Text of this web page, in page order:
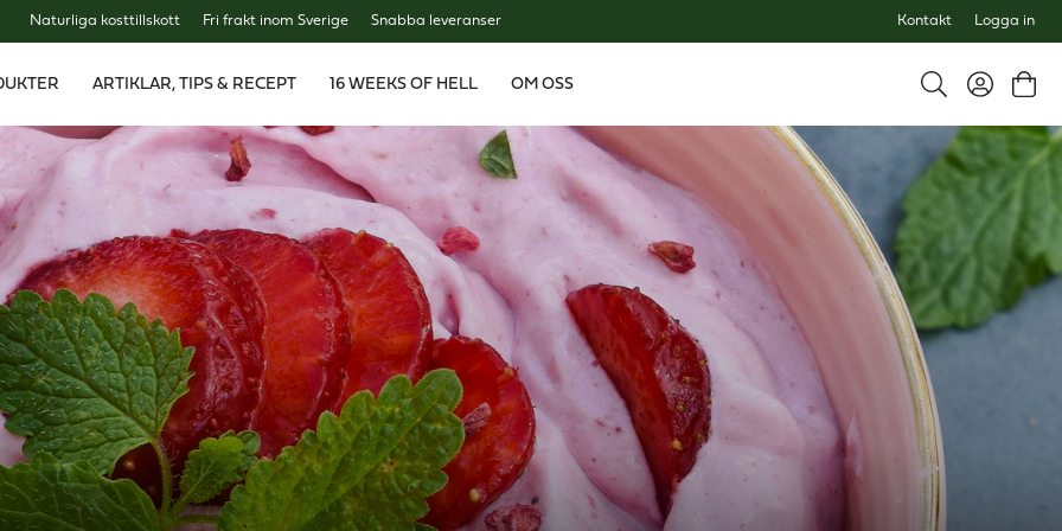
Naturliga kosttillskott Fri frakt inom Sverige Snabba leveranser Kontakt Logga in
ARTIKLAR, TIPS & RECEPT 16 WEEKS OF HELL OM OSS